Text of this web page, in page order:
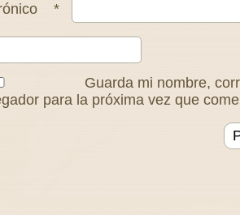
*
Guarda mi nombre,
para la próxima vez que